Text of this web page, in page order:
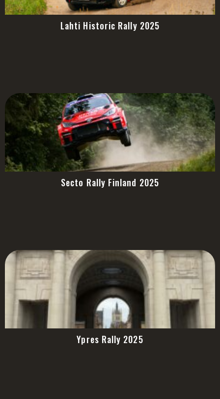
Lahti Historic Rally 2025
Secto Rally Finland 2025
Ypres Rally 2025